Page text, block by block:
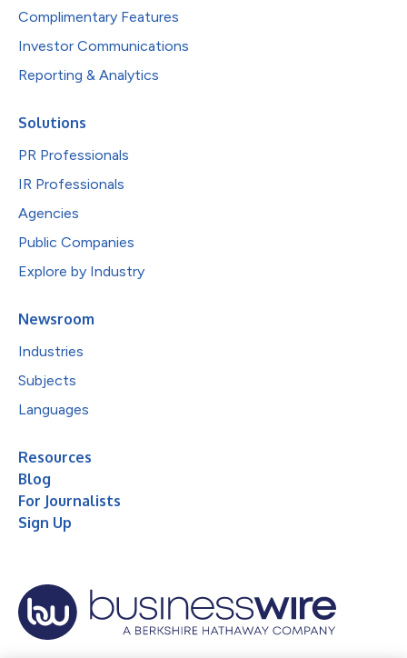
Complimentary Features
Investor Communications
Reporting & Analytics
Solutions
PR Professionals
IR Professionals
Agencies
Public Companies
Explore by Industry
Newsroom
Industries
Subjects
Languages
Resources
Blog
For Journalists
Sign Up